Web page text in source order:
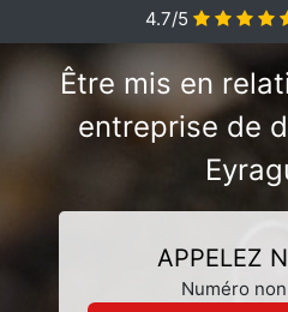
4.7/5
Être mis en
entreprise de
APPELEZ
Numéro